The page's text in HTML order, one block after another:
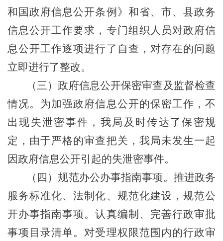
和国政府信息公开条例》和省、市、县政务
信息公开工作要求，专门组织人员对政府信
息公开工作逐项进行了自查，对存在的问题
立即进行了整改。
（三）政府信息公开保密审查及监督检查
情况。为加强政府信息公开的保密工作，不
出现失泄密事件，我局及时传达了保密规
定，由于严格的审查把关，我局未发生一起
因政府信息公开引起的失泄密事件。
（四）规范办公办事指南事项。推进政务
服务标准化、法制化、规范化建设，规范公
开办事指南事项。认真编制、完善行政审批
事项目录清单。对受理权限范围内的行政审